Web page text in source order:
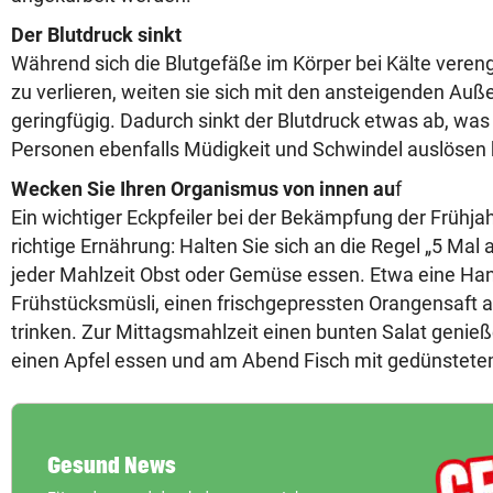
Der Blutdruck sinkt
Während sich die Blutgefäße im Körper bei Kälte
zu verlieren, weiten sie sich mit den ansteigenden
geringfügig. Dadurch sinkt der Blutdruck etwas ab,
Personen ebenfalls Müdigkeit und Schwindel auslösen
Wecken Sie Ihren Organismus von innen auf
Ein wichtiger Eckpfeiler bei der Bekämpfung der
richtige Ernährung: Halten Sie sich an die Regel „5 Mal
jeder Mahlzeit Obst oder Gemüse essen. Etwa eine
Frühstücksmüsli, einen frischgepressten Orangensaft
trinken. Zur Mittagsmahlzeit einen bunten Salat
einen Apfel essen und am Abend Fisch mit
Gesund News